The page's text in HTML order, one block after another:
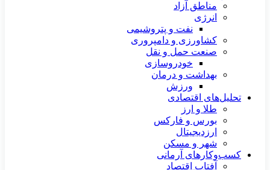
مناطق آزاد
انرژی
نفت و پتروشیمی
کشاورزی و دامپروری
صنعت حمل و نقل
خودروسازی
بهداشت و درمان
ورزش
تحلیل‌های اقتصادی
طلا و ارز
بورس و فارکس
ارزدیجیتال
شهر و مسکن
کسب‌وکارهای آرمانی
آفتاب اقتصاد